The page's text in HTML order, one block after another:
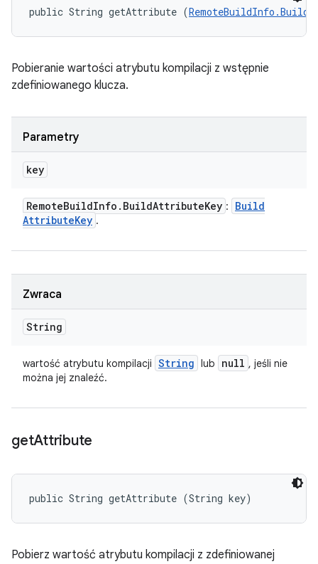
public String getAttribute (
Pobieranie wartości atrybutu kompilacji z wstępnie
zdefiniowanego klucza.
Parametry
key
RemoteBuildInfo . BuildAttributeKey :
Build
AttributeKey .
Zwraca
String
wartość atrybutu kompilacji String lub null , jeśli nie
można jej znaleźć.
getAttribute
public String getAttribute (String key)
Pobierz wartość atrybutu kompilacji z zdefiniowanej